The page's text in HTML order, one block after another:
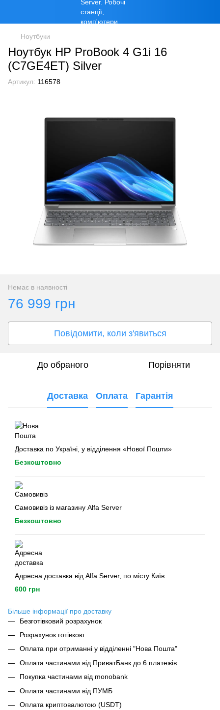
Ноутбуки
Ноутбук HP ProBook 4 G1i 16
(C7GE4ET) Silver
Артикул: 116578
Немає в наявності
76 999 грн
Повідомити, коли з'явиться
До обраного Порівняти
Доставка Оплата Гарантія
Доставка по Україні, у відділення «Нової Пошти»
Безкоштовно
Самовивіз із магазину Alfa Server
Безкоштовно
Адресна доставка від Alfa Server, по місту Київ
600 грн
Більше інформації про доставку
Безготівковий розрахунок
Розрахунок готівкою
Оплата при отриманні у відділенні "Нова Пошта"
Оплата частинами від ПриватБанк до 6 платежів
Покупка частинами від monobank
Оплата частинами від ПУМБ
Оплата криптовалютою (USDT)